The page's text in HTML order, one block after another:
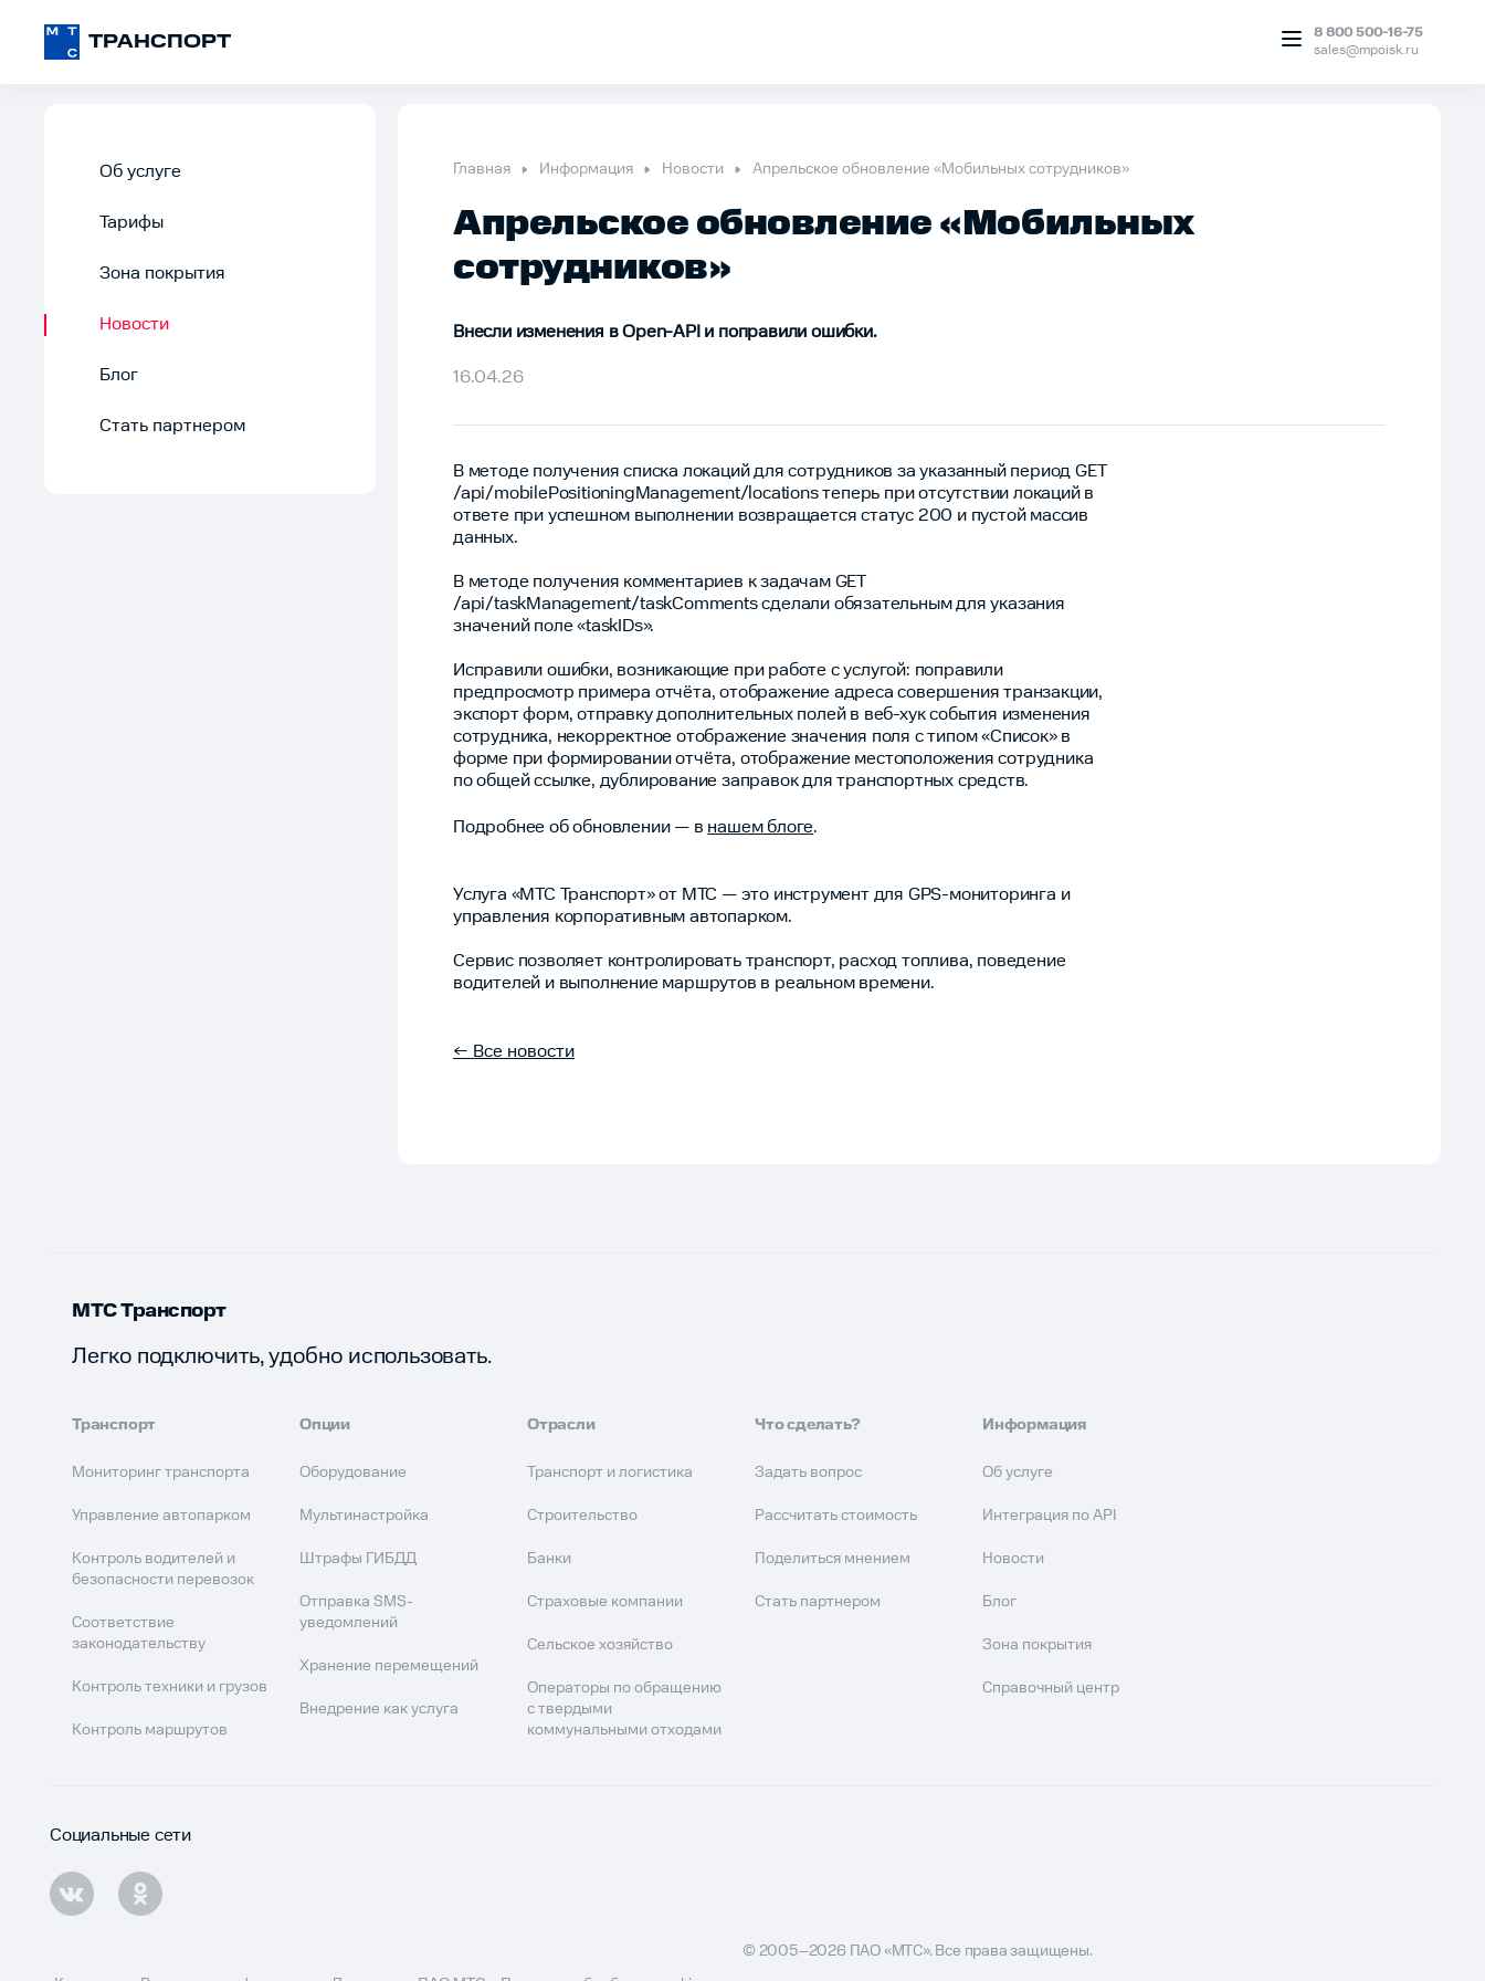
ТРАНСПОРТ
8 800 500-16-75
sales@mpoisk.ru
Об услуге
Тарифы
Зона покрытия
Новости
Блог
Стать партнером
Главная Информация Новости Апрельское обновление «Мобильных сотрудников»
Апрельское обновление «Мобильных
сотрудников»
Внесли изменения в Open-API и поправили ошибки.
16.04.26
В методе получения списка локаций для сотрудников за указанный период GET
/api/mobilePositioningManagement/locations теперь при отсутствии локаций в
ответе при успешном выполнении возвращается статус 200 и пустой массив
данных.
В методе получения комментариев к задачам GET
/api/taskManagement/taskComments сделали обязательным для указания
значений поле «taskIDs».
Исправили ошибки, возникающие при работе с услугой: поправили
предпросмотр примера отчёта, отображение адреса совершения транзакции,
экспорт форм, отправку дополнительных полей в веб-хук события изменения
сотрудника, некорректное отображение значения поля с типом «Список» в
форме при формировании отчёта, отображение местоположения сотрудника
по общей ссылке, дублирование заправок для транспортных средств.
Подробнее об обновлении — в нашем блоге.
Услуга «МТС Транспорт» от МТС — это инструмент для GPS-мониторинга и
управления корпоративным автопарком.
Сервис позволяет контролировать транспорт, расход топлива, поведение
водителей и выполнение маршрутов в реальном времени.
← Все новости
МТС Транспорт
Легко подключить, удобно использовать.
Транспорт
Мониторинг транспорта
Управление автопарком
Контроль водителей и
безопасности перевозок
Соответствие
законодательству
Контроль техники и грузов
Контроль маршрутов
Опции
Оборудование
Мультинастройка
Штрафы ГИБДД
Отправка SMS-
уведомлений
Хранение перемещений
Внедрение как услуга
Отрасли
Транспорт и логистика
Строительство
Банки
Страховые компании
Сельское хозяйство
Операторы по обращению
с твердыми
коммунальными отходами
Что сделать?
Задать вопрос
Рассчитать стоимость
Поделиться мнением
Стать партнером
Информация
Об услуге
Интеграция по API
Новости
Блог
Зона покрытия
Справочный центр
Социальные сети
© 2005–2026 ПАО «МТС». Все права защищены.